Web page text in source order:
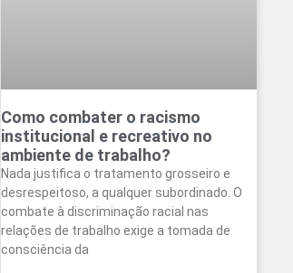
Como combater o racismo
institucional e recreativo no
ambiente de trabalho?
Nada justifica o tratamento grosseiro e
desrespeitoso, a qualquer subordinado. O
combate à discriminação racial nas
relações de trabalho exige a tomada de
consciência da